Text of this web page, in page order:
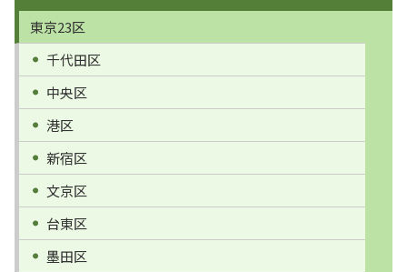
東京23区
千代田区
中央区
港区
新宿区
文京区
台東区
墨田区